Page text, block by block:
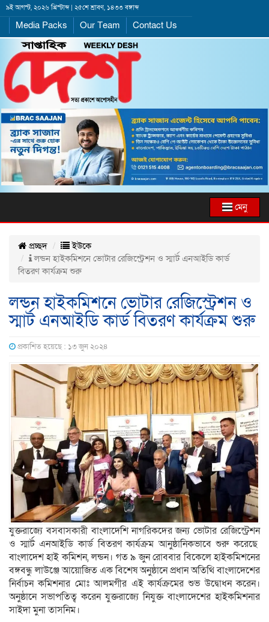
৯ই আগস্ট, ২০২৬ খ্রিস্টাব্দ | ২৫শে শ্রাবণ, ১৪৩৩ বঙ্গাব্দ
Media Packs Our Team Contact Us
মেনু
প্রচ্ছদ
ইউকে
লন্ডন হাইকমিশনে ভোটার রেজিস্ট্রেশন ও স্মার্ট এনআইডি কার্ড
বিতরণ কার্যক্রম শুরু
লন্ডন হাইকমিশনে ভোটার রেজিস্ট্রেশন ও
স্মার্ট এনআইডি কার্ড বিতরণ কার্যক্রম শুরু
প্রকাশিত হয়েছে : ১৩ জুন ২০২৪
যুক্তরাজ্যে বসবাসকারী বাংলাদেশি নাগরিকদের জন্য ভোটার রেজিস্ট্রেশন
ও স্মার্ট এনআইডি কার্ড বিতরণ কার্যক্রম আনুষ্ঠানিকভাবে শুরু করেছে
বাংলাদেশ হাই কমিশন, লন্ডন। গত ৯ জুন রোববার বিকেলে হাইকমিশনের
বঙ্গবন্ধু লাউঞ্জে আয়োজিত এক বিশেষ অনুষ্ঠানে প্রধান অতিথি বাংলাদেশের
নির্বাচন কমিশনার মোঃ আলমগীর এই কার্যক্রমের শুভ উদ্বোধন করেন।
অনুষ্ঠানে সভাপতিত্ব করেন যুক্তরাজ্যে নিযুক্ত বাংলাদেশের হাইকমিশনার
সাইদা মুনা তাসনিম।